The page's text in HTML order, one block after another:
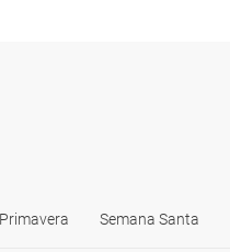
Primavera Semana Santa